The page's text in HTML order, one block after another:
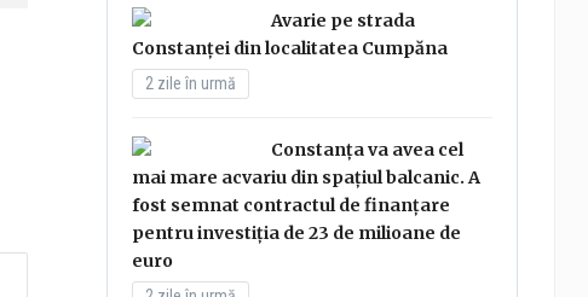
Avarie pe strada
Constanței din localitatea Cumpăna
2 zile în urmă
Constanța va avea cel
mai mare acvariu din spațiul balcanic. A
fost semnat contractul de finanțare
pentru investiția de 23 de milioane de
euro